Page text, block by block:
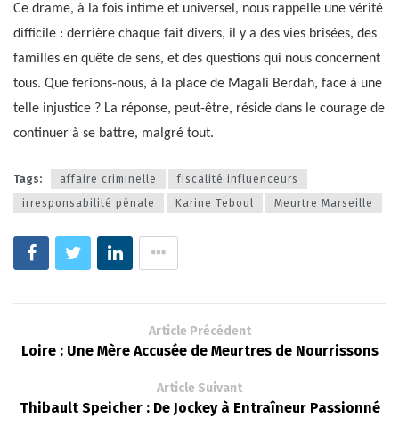
Ce drame, à la fois intime et universel, nous rappelle une vérité
difficile : derrière chaque fait divers, il y a des vies brisées, des
familles en quête de sens, et des questions qui nous concernent
tous. Que ferions-nous, à la place de Magali Berdah, face à une
telle injustice ? La réponse, peut-être, réside dans le courage de
continuer à se battre, malgré tout.
Tags: affaire criminelle
fiscalité influenceurs
irresponsabilité pénale
Karine Teboul Meurtre Marseille
Article Précédent
Loire : Une Mère Accusée de Meurtres de Nourrissons
Article Suivant
Thibault Speicher : De Jockey à Entraîneur Passionné